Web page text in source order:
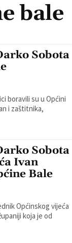
bale
Sobota
boravili su u Općini
i zaštitnika,
Sobota
Ivan
Bale
Općinskog vijeća
koja je od